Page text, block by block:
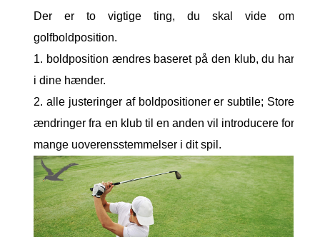
Der er to vigtige ting, du skal vide om
golfboldposition.
1. boldposition ændres baseret på den klub, du har
i dine hænder.
2. alle justeringer af boldpositioner er subtile; Store
ændringer fra en klub til en anden vil introducere for
mange uoverensstemmelser i dit spil.